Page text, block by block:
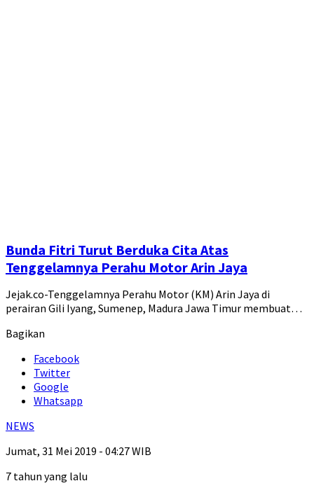
Bunda Fitri Turut Berduka Cita Atas
Tenggelamnya Perahu Motor Arin Jaya
Jejak.co-Tenggelamnya Perahu Motor (KM) Arin Jaya di
perairan Gili Iyang, Sumenep, Madura Jawa Timur membuat…
Bagikan
Facebook
Twitter
Google
Whatsapp
NEWS
Jumat, 31 Mei 2019 - 04:27 WIB
7 tahun yang lalu